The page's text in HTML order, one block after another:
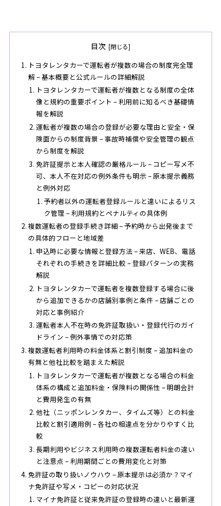
目次
トヨタレンタカーで運転者が複数の場合の制度完全理
解 – 基本概要と公式ルールの詳細解説
トヨタレンタカーで運転者が複数となる制度の全体
像と規約の重要ポイント – 利用前に知るべき基礎情
報を解説
運転者が複数の場合の登録が必要な理由と安全・保
険面からの制度背景 – 事故時補償や安全管理の観点
から制度を解説
免許証提示と本人確認の厳格ルール – コピー写メ不
可、本人不在対応の例外条件も明示 – 原本提示義務
と例外対応
予約者以外の運転者登録ルールと違いによるリス
ク管理 – 利用規約とペナルティの具体例
複数運転者の登録手続き詳細 – 予約時から出発後まで
の具体的フローと地域差
申込時に必要な情報と登録方法 – 来店、WEB、電話
それぞれの手続きを詳細比較 – 登録パターンの実務
解説
トヨタレンタカーで運転者を複数登録する場合に後
から追加できるかの店舗別事例と条件 – 店舗ごとの
対応と事例紹介
運転者本人不在時の免許証取扱い・登録代行のガイ
ドライン – 例外事情での対応策
複数運転者利用時の料金体系と割引制度 – 追加料金の
有無と他社比較を踏まえた解説
トヨタレンタカーで運転者が複数となる場合の料金
体系の構成と追加料金・保険料の関係性 – 明朗会計
と費用発生の有無
他社（ニッポンレンタカー、タイムズ等）との料金
比較と割引適用例 – 各社の相違点を分かりやすく比
較
長期利用やビジネス利用時の複数運転者料金の違い
と注意点 – 利用期間ごとの費用変化と対策
免許証の取り扱いノウハウ – 原本提示は必須か？マイ
ナ免許証や写メ・コピーの対応状況
マイナ免許証と従来免許証の登録時の違いと最新運